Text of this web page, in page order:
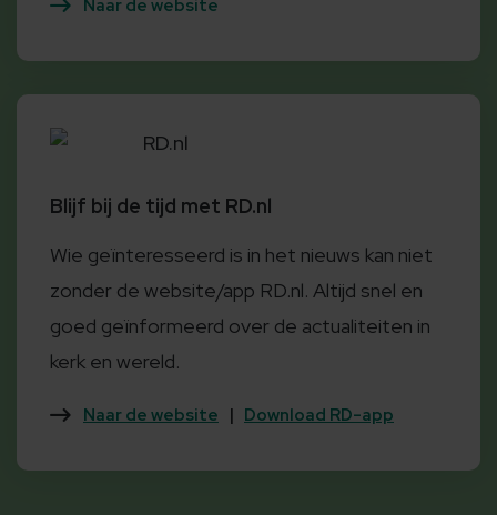
Naar de website
RD.nl
Blijf bij de tijd met RD.nl
Wie geïnteresseerd is in het nieuws kan niet
zonder de website/app RD.nl. Altijd snel en
goed geïnformeerd over de actualiteiten in
kerk en wereld.
Naar de website | Download RD-app